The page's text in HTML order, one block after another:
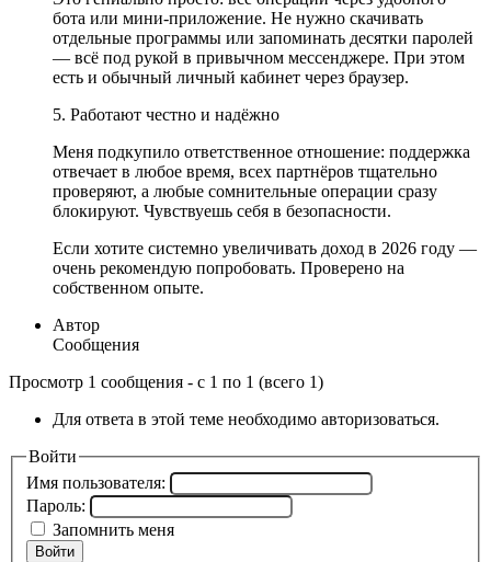
бота или мини-приложение. Не нужно скачивать
отдельные программы или запоминать десятки паролей
— всё под рукой в привычном мессенджере. При этом
есть и обычный личный кабинет через браузер.
5. Работают честно и надёжно
Меня подкупило ответственное отношение: поддержка
отвечает в любое время, всех партнёров тщательно
проверяют, а любые сомнительные операции сразу
блокируют. Чувствуешь себя в безопасности.
Если хотите системно увеличивать доход в 2026 году —
очень рекомендую попробовать. Проверено на
собственном опыте.
Автор
Сообщения
Просмотр 1 сообщения - с 1 по 1 (всего 1)
Для ответа в этой теме необходимо авторизоваться.
Войти
Имя пользователя:
Пароль:
Запомнить меня
Войти